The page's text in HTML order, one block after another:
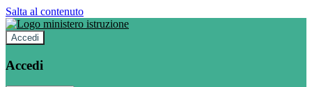
Salta al contenuto
Accedi
Accedi